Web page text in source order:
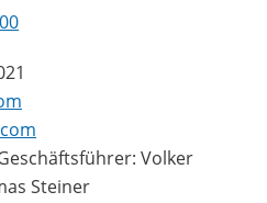
Volker
Steiner